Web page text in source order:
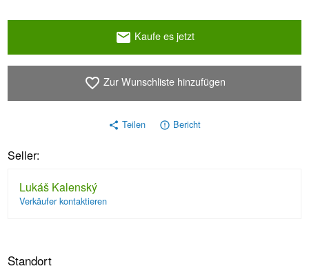
email Kaufe es jetzt
favorite_border Zur Wunschliste hinzufügen
share Teilen error_outline Bericht
Seller:
Lukáš Kalenský
Verkäufer kontaktieren
Standort